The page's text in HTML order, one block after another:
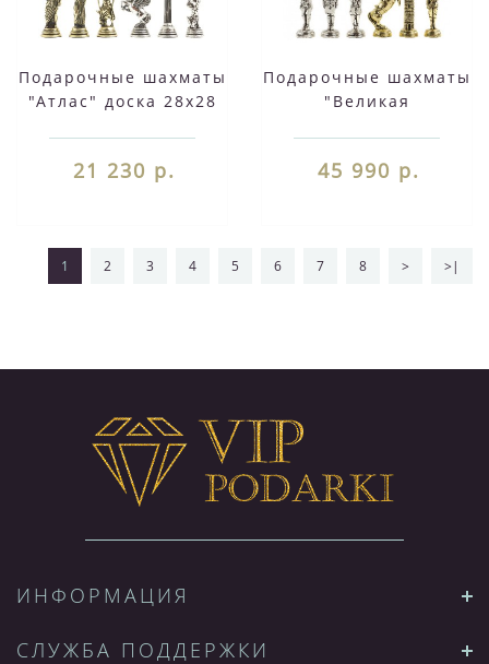
Подарочные шахматы
"Атлас" доска 28х28
металлические
21 230 р.
Подарочные шахматы
"Великая
см из натурального
45 990 р.
1 2 3 4 5 6 7 8 > >|
ИНФОРМАЦИЯ
СЛУЖБА ПОДДЕРЖКИ